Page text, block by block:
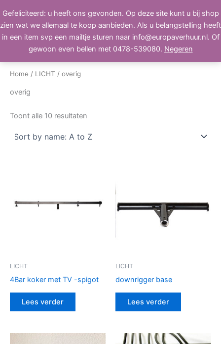
Gefeliciteerd: u heeft ons gevonden. Op deze site kunt u bij shop
zien wat we allemaal te koop aanbieden. Als u belangstelling heeft
in een item svp een mailtje sturen naar info@europaverhuur.nl. Of
gewoon even bellen met 0478-539080. Negeren
naar
de
inhoud
BEELD, GELUID, LICHT
Home / LICHT / overig
overig
Toont alle 10 resultaten
LICHT
4Bar koker met TV -spigot
Lees verder
LICHT
downrigger base
Lees verder